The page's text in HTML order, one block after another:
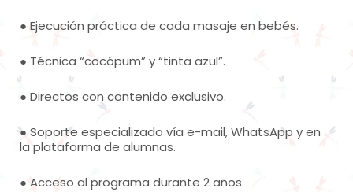
● Ejecución práctica de cada masaje en bebés.
● Técnica “cocópum” y “tinta azul”.
● Directos con contenido exclusivo.
● Soporte especializado vía e-mail, WhatsApp y en
la plataforma de alumnas.
● Acceso al programa durante 2 años.